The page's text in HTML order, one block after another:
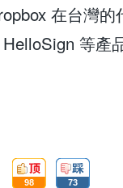
在台灣
等產
頂:
98
踩:
73